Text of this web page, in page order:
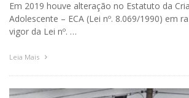
Em 2019 houve alteração no Estatuto da
Adolescente – ECA (Lei nº. 8.069/1990) em
vigor da Lei nº. …
Leia Mais